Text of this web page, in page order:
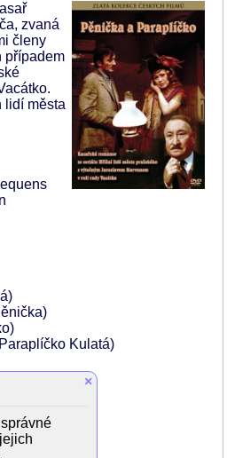
zvaná
členy
případem
lidí města
Kulatá)
×